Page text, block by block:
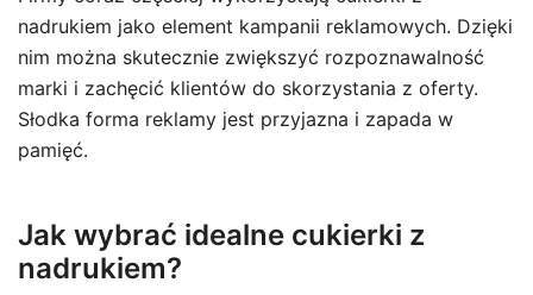
nadrukiem jako element kampanii reklamowych. Dzięki
nim można skutecznie zwiększyć rozpoznawalność
marki i zachęcić klientów do skorzystania z oferty.
Słodka forma reklamy jest przyjazna i zapada w
pamięć.
Jak wybrać idealne cukierki z
nadrukiem?